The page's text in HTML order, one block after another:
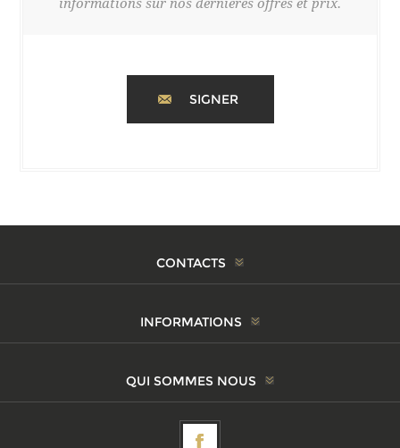
informations sur nos dernières offres et prix.
SIGNER
CONTACTS
INFORMATIONS
QUI SOMMES NOUS